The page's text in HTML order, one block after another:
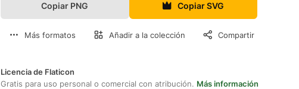
Copiar PNG Copiar SVG
Más formatos Añadir a la colección Compartir
Licencia de Flaticon
Gratis para uso personal o comercial con atribución. Más información